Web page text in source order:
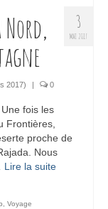
3
MAI 2017
Nord,
2017) | 0
fois les
Frontières,
proche de
Nous
Lire la suite­­
Voyage